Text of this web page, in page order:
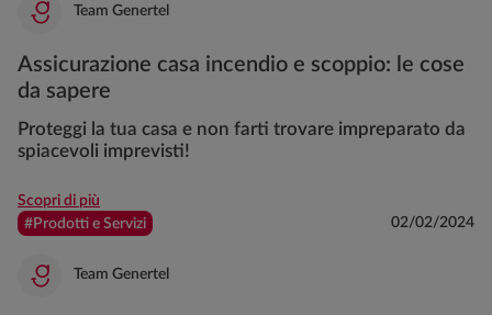
Team Genertel
Assicurazione casa incendio e scoppio: le cose
da sapere
Proteggi la tua casa e non farti trovare impreparato da
spiacevoli imprevisti!
Scopri di più
#Prodotti e Servizi
02/02/2024
Team Genertel